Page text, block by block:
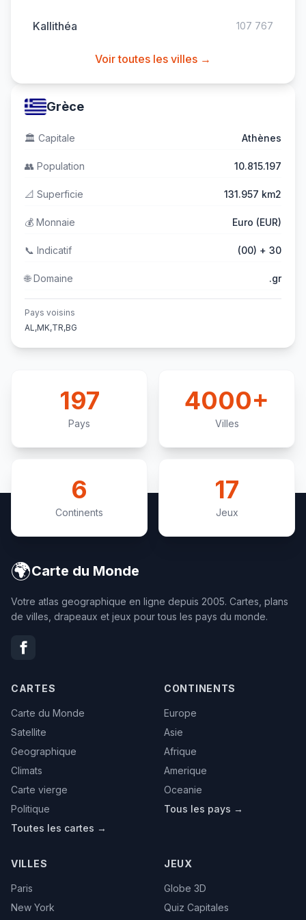
Kallithéa 107 767
Voir toutes les villes →
Grèce
🏛️ Capitale Athènes
👥 Population 10.815.197
📐 Superficie 131.957 km2
💰 Monnaie Euro (EUR)
📞 Indicatif (00) + 30
🌐Domaine .gr
Pays voisins
AL,MK,TR,BG
197
Pays
4000+
Villes
6
Continents
17
Jeux
🌍Carte du Monde
Votre atlas geographique en ligne depuis 2005. Cartes, plans
de villes, drapeaux et jeux pour tous les pays du monde.
CARTES
Carte du Monde
Satellite
Geographique
Climats
Carte vierge
Politique
Toutes les cartes →
CONTINENTS
Europe
Asie
Afrique
Amerique
Oceanie
Tous les pays →
VILLES
Paris
New York
JEUX
Globe 3D
Quiz Capitales